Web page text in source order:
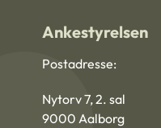
Ankestyrelsen
Postadresse:
Nytorv 7, 2. sal
9000 Aalborg